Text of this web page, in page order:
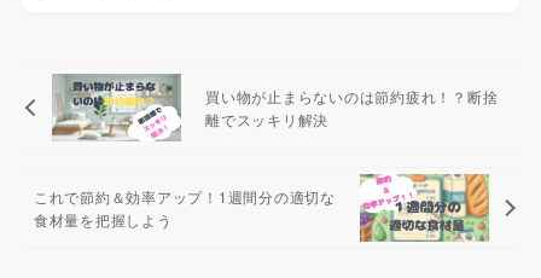
買い物が止まらないのは節約疲れ！？断捨
離でスッキリ解決
これで節約＆効率アップ！1週間分の適切な
食材量を把握しよう